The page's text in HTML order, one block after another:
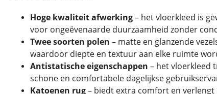
Hoge kwaliteit afwerking– het vloerkleed is
voor ongeëvenaarde duurzaamheid zonder
Twee soorten polen – matte en glanzende
waardoor diepte en textuur aan elke ruimte
Antistatische eigenschappen – het vloerkleed
schone en comfortabele dagelijkse
Katoenen rug– biedt extra comfort en